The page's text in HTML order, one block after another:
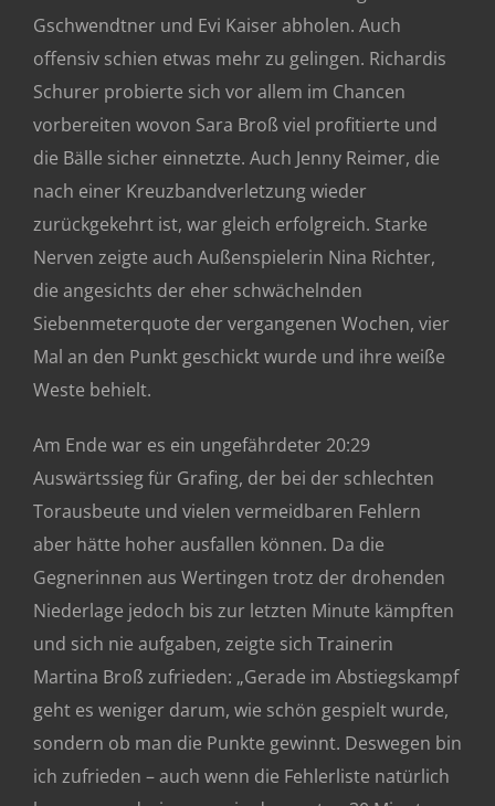
Gschwendtner und Evi Kaiser abholen. Auch
offensiv schien etwas mehr zu gelingen. Richardis
Schurer probierte sich vor allem im Chancen
vorbereiten wovon Sara Broß viel profitierte und
die Bälle sicher einnetzte. Auch Jenny Reimer, die
nach einer Kreuzbandverletzung wieder
zurückgekehrt ist, war gleich erfolgreich. Starke
Nerven zeigte auch Außenspielerin Nina Richter,
die angesichts der eher schwächelnden
Siebenmeterquote der vergangenen Wochen, vier
Mal an den Punkt geschickt wurde und ihre weiße
Weste behielt.
Am Ende war es ein ungefährdeter 20:29
Auswärtssieg für Grafing, der bei der schlechten
Torausbeute und vielen vermeidbaren Fehlern
aber hätte hoher ausfallen können. Da die
Gegnerinnen aus Wertingen trotz der drohenden
Niederlage jedoch bis zur letzten Minute kämpften
und sich nie aufgaben, zeigte sich Trainerin
Martina Broß zufrieden: „Gerade im Abstiegskampf
geht es weniger darum, wie schön gespielt wurde,
sondern ob man die Punkte gewinnt. Deswegen bin
ich zufrieden – auch wenn die Fehlerliste natürlich